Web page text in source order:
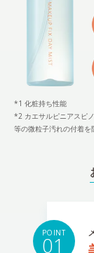
*1 化粧持ち性能
*2 カエサルピニアスピ
等の微粒子汚れの付着を
POINT
01